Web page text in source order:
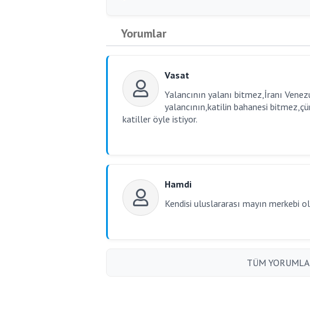
Yorumlar
Vasat
Yalancının yalanı bitmez,İranı
yalancının,katilin bahanesi
katiller öyle istiyor.
Hamdi
Kendisi uluslararası mayın merkebi
TÜM